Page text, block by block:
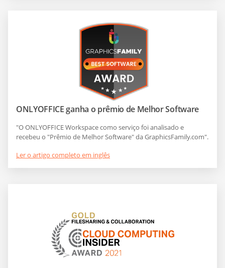
ONLYOFFICE ganha o prêmio de Melhor Software
"O ONLYOFFICE Workspace como serviço foi analisado e
recebeu o "Prêmio de Melhor Software" da GraphicsFamily.com".
Ler o artigo completo em inglês